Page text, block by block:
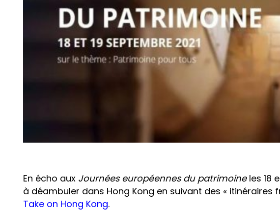
En écho aux Journées européennes du patrimoineles 18
à déambuler dans Hong Kong en suivant des « itinéraires
Take on Hong Kong.